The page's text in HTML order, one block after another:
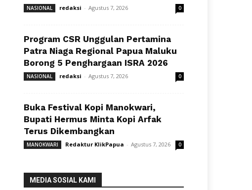
NASIONAL redaksi - Agustus 7, 2026 0
Program CSR Unggulan Pertamina
Patra Niaga Regional Papua Maluku
Borong 5 Penghargaan ISRA 2026
NASIONAL redaksi - Agustus 7, 2026 0
Buka Festival Kopi Manokwari,
Bupati Hermus Minta Kopi Arfak
Terus Dikembangkan
MANOKWARI Redaktur KlikPapua - Agustus 7, 2026 0
MEDIA SOSIAL KAMI